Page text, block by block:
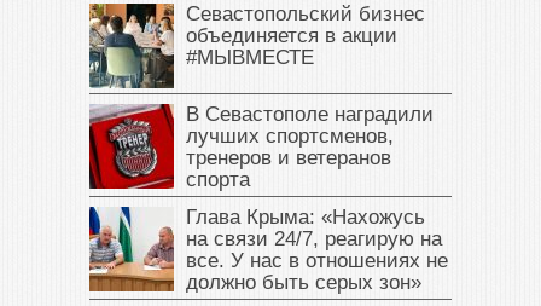
Севастопольский бизнес
объединяется в акции
#МЫВМЕСТЕ
В Севастополе наградили
лучших спортсменов,
тренеров и ветеранов
спорта
Глава Крыма: «Нахожусь
на связи 24/7, реагирую на
все. У нас в отношениях не
должно быть серых зон»